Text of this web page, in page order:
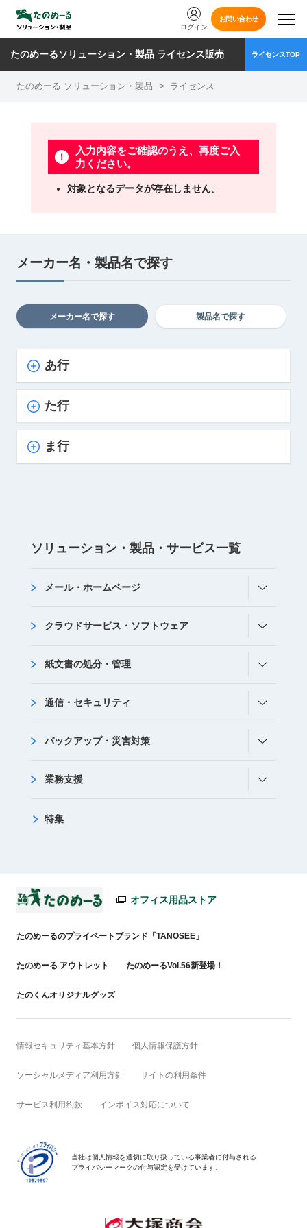
ログイン
お問い合わせ
たのめーるソリューション・製品 ライセンス販売 ライセンスTOP
たのめーる ソリューション・製品 > ライセンス
入力内容をご確認のうえ、再度ご入
力ください。
対象となるデータが存在しません。
メーカー名・製品名で探す
メーカー名で探す 製品名で探す
あ行
た行
ま行
ソリューション・製品・サービス⼀覧
メール・ホームページ
クラウドサービス・ソフトウェア
紙文書の処分・管理
通信・セキュリティ
バックアップ・災害対策
業務支援
特集
オフィス用品ストア
たのめーるのプライベートブランド「TANOSEE」
たのめーる アウトレット たのめーるVol.56新登場！
たのくんオリジナルグッズ
情報セキュリティ基本方針 個人情報保護方針
ソーシャルメディア利用方針 サイトの利用条件
サービス利用約款 インボイス対応について
当社は個人情報を適切に取り扱っている事業者に付与される
プライバシーマークの付与認定を受けています。